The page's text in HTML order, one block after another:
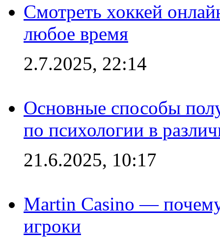
Смотреть хоккей
любое время
2.7.2025, 22:14
Основные способы
по психологии в
21.6.2025, 10:17
Martin Casino —
игроки